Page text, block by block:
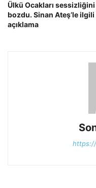
Ülkü Ocakları sessizliğini
bozdu. Sinan Ateş’le
açıklama